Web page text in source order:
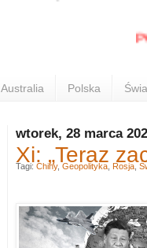
Australia Polska
wtorek, 28 marca
Xi: „Teraz
Tagi: Chiny, Geopolityka Rosja